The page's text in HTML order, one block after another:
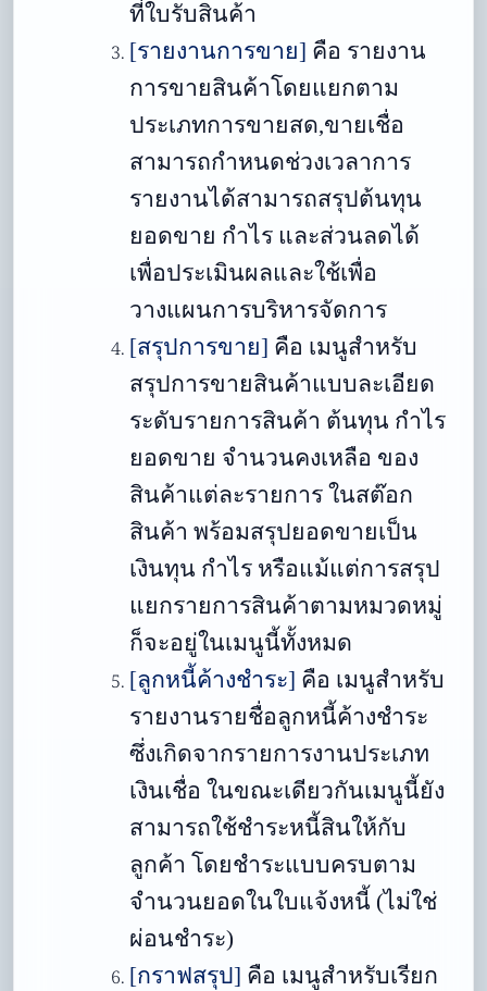
ที่ใบรับสินค้า
[รายงานการขาย] คือ รายงาน
การขายสินค้าโดยแยกตาม
ประเภทการขายสด,ขายเชื่อ
สามารถกำหนดช่วงเวลาการ
รายงานได้สามารถสรุปต้นทุน
ยอดขาย กำไร และส่วนลดได้
เพื่อประเมินผลและใช้เพื่อ
วางแผนการบริหารจัดการ
[สรุปการขาย] คือ เมนูสำหรับ
สรุปการขายสินค้าแบบละเอียด
ระดับรายการสินค้า ต้นทุน กำไร
ยอดขาย จำนวนคงเหลือ ของ
สินค้าแต่ละรายการ ในสต๊อก
สินค้า พร้อมสรุปยอดขายเป็น
เงินทุน กำไร หรือแม้แต่การสรุป
แยกรายการสินค้าตามหมวดหมู่
ก็จะอยู่ในเมนูนี้ทั้งหมด
[ลูกหนี้ค้างชำระ] คือ เมนูสำหรับ
รายงานรายชื่อลูกหนี้ค้างชำระ
ซึ่งเกิดจากรายการงานประเภท
เงินเชื่อ ในขณะเดียวกันเมนูนี้ยัง
สามารถใช้ชำระหนี้สินให้กับ
ลูกค้า โดยชำระแบบครบตาม
จำนวนยอดในใบแจ้งหนี้ (ไม่ใช่
ผ่อนชำระ)
[กราฟสรุป] คือ เมนูสำหรับเรียก